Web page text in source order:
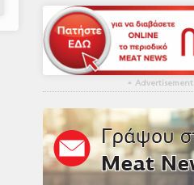
▴ Advertisement